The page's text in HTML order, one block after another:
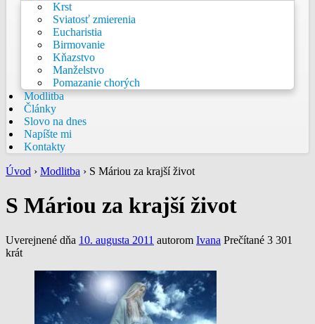
Krst
Sviatosť zmierenia
Eucharistia
Birmovanie
Kňazstvo
Manželstvo
Pomazanie chorých
Modlitba
Články
Slovo na dnes
Napíšte mi
Kontakty
Úvod › Modlitba › S Máriou za krajší život
S Máriou za krajší život
Uverejnené dňa 10. augusta 2011 autorom Ivana Prečítané 3 301
krát